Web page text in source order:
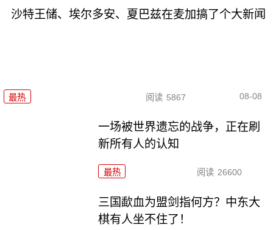
沙特王储、埃尔多安、夏巴兹在麦加搞了个大新闻
最热 阅读 5867 08-08
一场被世界遗忘的战争，正在刷
新所有人的认知
最热 阅读 26600
三国歃血为盟剑指何方？中东大
棋有人坐不住了！